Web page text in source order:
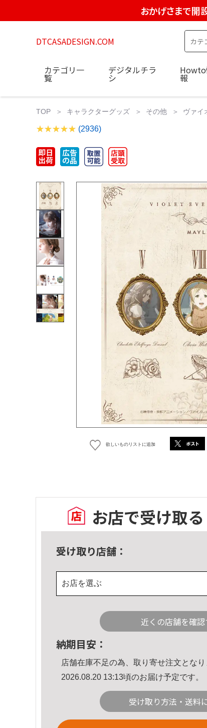
おかげさまで開
DTCASADESIGN.COM
カテゴリ一
覧
デジタルチラ
シ 報
TOP キャラクターグッズ その他 ヴァイ
(2936)
欲しいものリストに追加
お店で受け取る
受け取り店舗：
お店を選ぶ
近くの店舗を確認
納期目安：
店舗在庫不足の為、取り寄せ注文となり
2026.08.20 13:13頃のお届け予定です。
受け取り方法・送料